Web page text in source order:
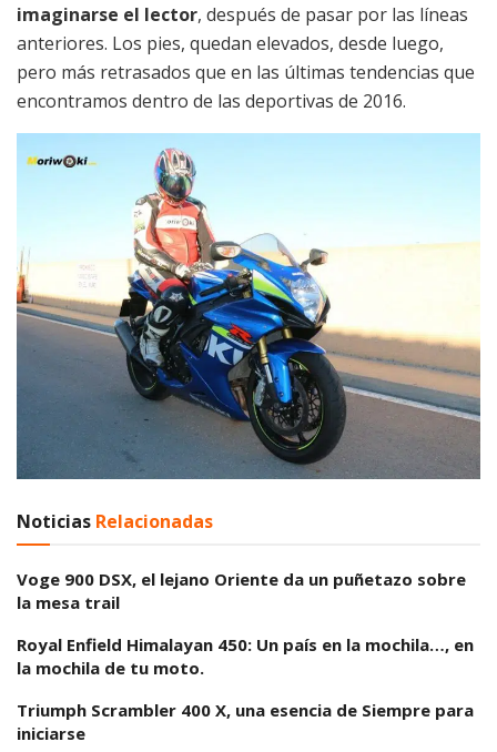
imaginarse el lector, después de pasar por las líneas
anteriores. Los pies, quedan elevados, desde luego,
pero más retrasados que en las últimas tendencias que
encontramos dentro de las deportivas de 2016.
Noticias Relacionadas
Voge 900 DSX, el lejano Oriente da un puñetazo sobre
la mesa trail
Royal Enfield Himalayan 450: Un país en la mochila…, en
la mochila de tu moto.
Triumph Scrambler 400 X, una esencia de Siempre para
iniciarse